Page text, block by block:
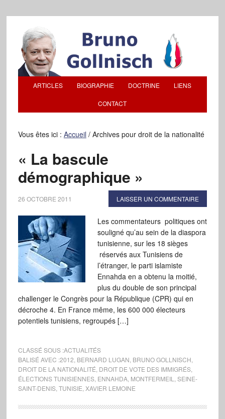
ARTICLES BIOGRAPHIE DOCTRINE LIENS
CONTACT
Vous êtes ici : Accueil /Archives pour droit de la nationalité
« La bascule
démographique »
26 OCTOBRE 2011 LAISSER UN COMMENTAIRE
Les commentateurs politiques ont
souligné qu’au sein de la diaspora
tunisienne, sur les 18 sièges
réservés aux Tunisiens de
l’étranger, le parti islamiste
Ennahda en a obtenu la moitié,
plus du double de son principal
challenger le Congrès pour la République (CPR) qui en
décroche 4. En France même, les 600 000 électeurs
potentiels tunisiens, regroupés […]
CLASSÉ SOUS :ACTUALITÉS
BALISÉ AVEC :2012 BERNARD LUGAN BRUNO GOLLNISCH
DROIT DE LA NATIONALITÉ DROIT DE VOTE DES IMMIGRÉS,
ÉLECTIONS TUNISIENNES, ENNAHDA, MONTFERMEIL
SEINE-
SAINT-DENIS, TUNISIE XAVIER LEMOINE